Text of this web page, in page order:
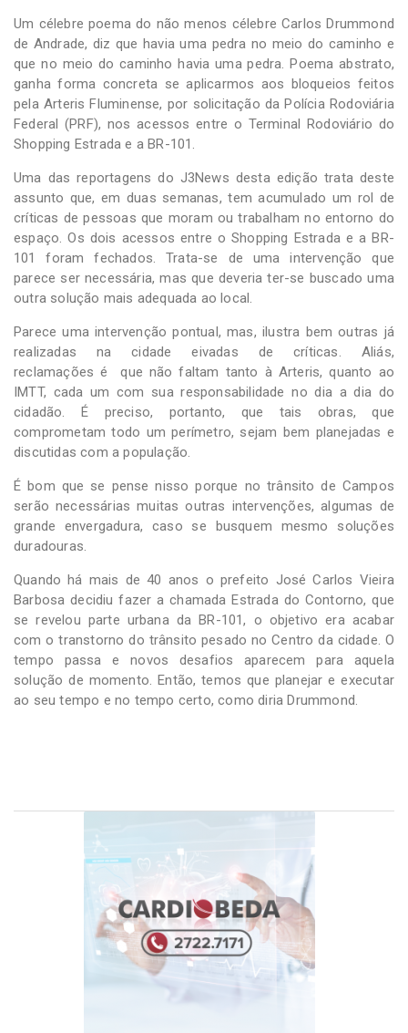
Um célebre poema do não menos célebre Carlos Drummond
de Andrade, diz que havia uma pedra no meio do caminho e
que no meio do caminho havia uma pedra. Poema abstrato,
ganha forma concreta se aplicarmos aos bloqueios feitos
pela Arteris Fluminense, por solicitação da Polícia Rodoviária
Federal (PRF), nos acessos entre o Terminal Rodoviário do
Shopping Estrada e a BR-101.
Uma das reportagens do J3News desta edição trata deste
assunto que, em duas semanas, tem acumulado um rol de
críticas de pessoas que moram ou trabalham no entorno do
espaço. Os dois acessos entre o Shopping Estrada e a BR-
101 foram fechados. Trata-se de uma intervenção que
parece ser necessária, mas que deveria ter-se buscado uma
outra solução mais adequada ao local.
Parece uma intervenção pontual, mas, ilustra bem outras já
realizadas na cidade eivadas de críticas. Aliás,
reclamações é que não faltam tanto à Arteris, quanto ao
IMTT, cada um com sua responsabilidade no dia a dia do
cidadão. É preciso, portanto, que tais obras, que
comprometam todo um perímetro, sejam bem planejadas e
discutidas com a população.
É bom que se pense nisso porque no trânsito de Campos
serão necessárias muitas outras intervenções, algumas de
grande envergadura, caso se busquem mesmo soluções
duradouras.
Quando há mais de 40 anos o prefeito José Carlos Vieira
Barbosa decidiu fazer a chamada Estrada do Contorno, que
se revelou parte urbana da BR-101, o objetivo era acabar
com o transtorno do trânsito pesado no Centro da cidade. O
tempo passa e novos desafios aparecem para aquela
solução de momento. Então, temos que planejar e executar
ao seu tempo e no tempo certo, como diria Drummond.